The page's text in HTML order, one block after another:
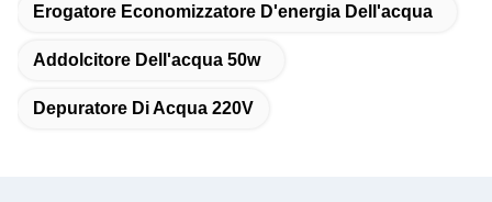
Erogatore Economizzatore D'energia Dell'acqua
Addolcitore Dell'acqua 50w
Depuratore Di Acqua 220V